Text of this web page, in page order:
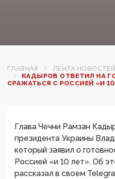
ГЛАВНАЯ
ЛЕНТА НОВОСТЕЙ
КАДЫРОВ ОТВЕТИЛ НА
СРАЖАТЬСЯ С РОССИЕЙ «И
Глава Чечни Рамзан
президента Украины
который заявил о
Россией «и 10 лет». Об
рассказал в своем